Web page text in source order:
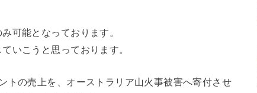
可能となっております。
いこうと思っております。
トの売上を、オーストラリア山火事被害へ寄付させ